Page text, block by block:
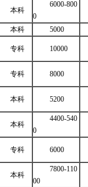
本科
6000-800
0
本科 5000
专科 10000
专科 8000
本科 5200
本科
4400-540
0
专科 6000
本科
7800-110
00